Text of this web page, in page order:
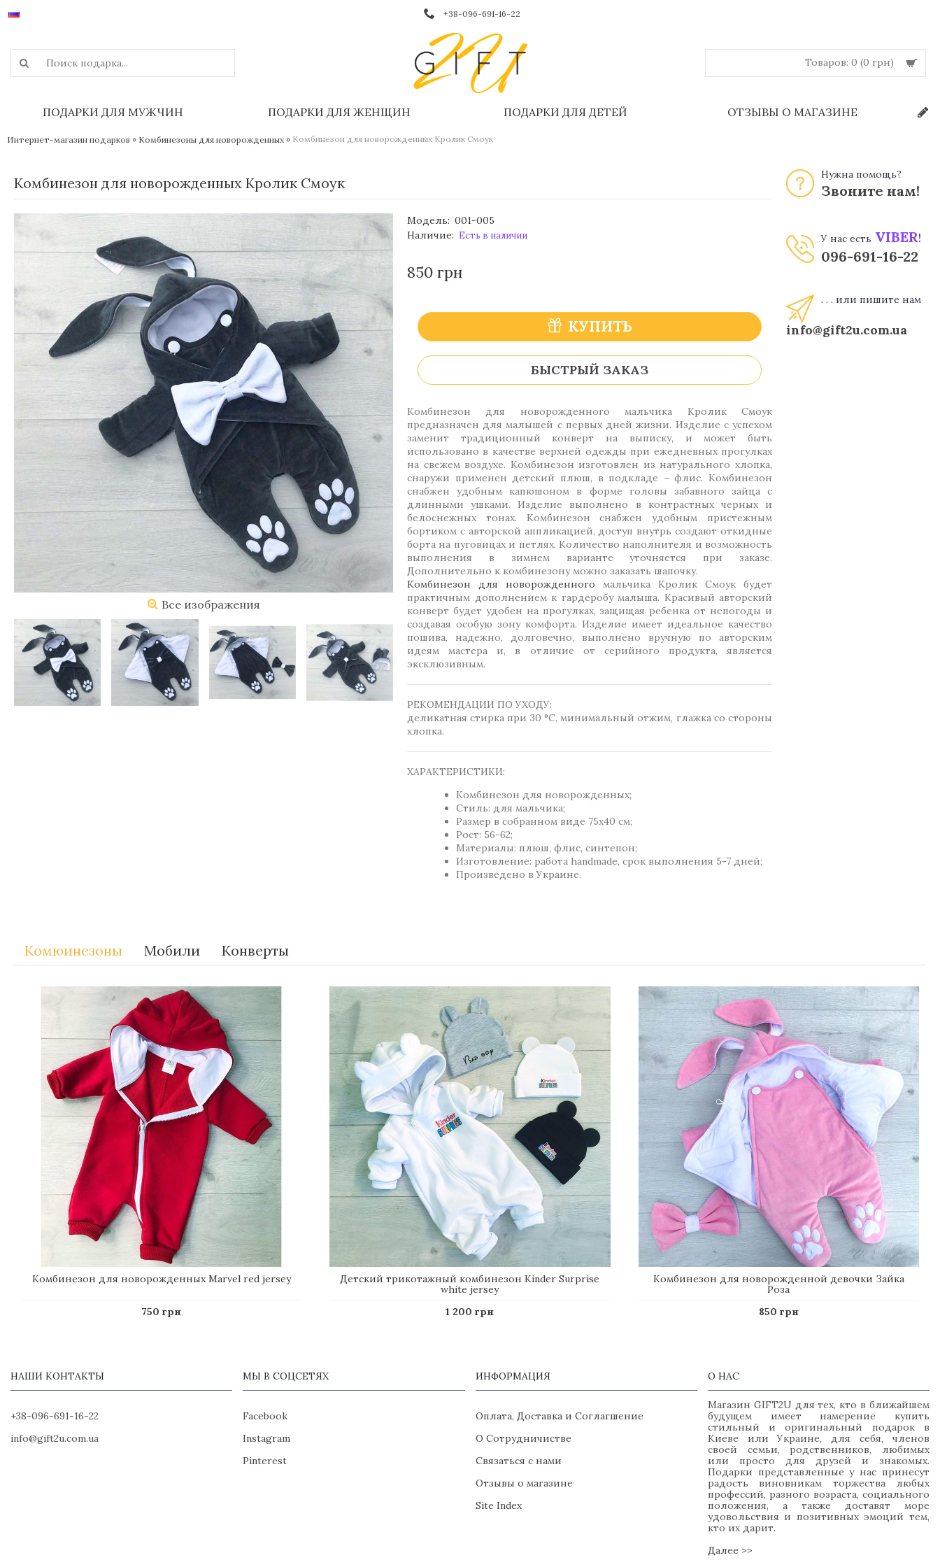
+38-096-691-16-22
Товаров: 0 (0 грн)
ПОДАРКИ ДЛЯ МУЖЧИН ПОДАРКИ ДЛЯ ЖЕНЩИН ПОДАРКИ ДЛЯ ДЕТЕЙ ОТЗЫВЫ О МАГАЗИНЕ
Интернет-магазин подарков » Комбинезоны для новорожденных » Комбинезон для новорожденных Кролик Смоук
Нужна помощь?
Звоните нам!
У нас есть VIBER!
096-691-16-22
. . . или пишите нам
info@gift2u.com.ua
Комбинезон для новорожденных Кролик Смоук
Все изображения
Модель: 001-005
Наличие: Есть в наличии
850 грн
КУПИТЬ
БЫСТРЫЙ ЗАКАЗ
Комбинезон для новорожденного мальчика Кролик Смоук
предназначен для малышей с первых дней жизни. Изделие с успехом
заменит традиционный конверт на выписку, и может быть
использовано в качестве верхней одежды при ежедневных прогулках
на свежем воздухе. Комбинезон изготовлен из натурального хлопка,
снаружи применен детский плюш, в подкладе – флис. Комбинезон
снабжен удобным капюшоном в форме головы забавного зайца с
длинными ушками. Изделие выполнено в контрастных черных и
белоснежных тонах. Комбинезон снабжен удобным пристежным
бортиком с авторской аппликацией, доступ внутрь создают откидные
борта на пуговицах и петлях. Количество наполнителя и возможность
выполнения в зимнем варианте уточняется при заказе.
Дополнительно к комбинезону можно заказать шапочку.
Комбинезон для новорожденного мальчика Кролик Смоук будет
практичным дополнением к гардеробу малыша. Красивый авторский
конверт будет удобен на прогулках, защищая ребенка от непогоды и
создавая особую зону комфорта. Изделие имеет идеальное качество
пошива, надежно, долговечно, выполнено вручную по авторским
идеям мастера и, в отличие от серийного продукта, является
эксклюзивным.
РЕКОМЕНДАЦИИ ПО УХОДУ:
деликатная стирка при 30 °C, минимальный отжим, глажка со стороны
хлопка.
ХАРАКТЕРИСТИКИ:
Комбинезон для новорожденных;
Стиль: для мальчика;
Размер в собранном виде 75х40 см;
Рост: 56-62;
Материалы: плюш, флис, синтепон;
Изготовление: работа handmade, срок выполнения 5-7 дней;
Произведено в Украине.
Комюинезоны Мобили Конверты
Комбинезон для новорожденных Marvel red jersey
750 грн
Детский трикотажный комбинезон Kinder Surprise
white jersey
1 200 грн
Комбинезон для новорожденной девочки Зайка
Роза
850 грн
НАШИ КОНТАКТЫ
+38-096-691-16-22
info@gift2u.com.ua
МЫ В СОЦСЕТЯХ
Facebook
Instagram
Pinterest
ИНФОРМАЦИЯ
Оплата, Доставка и Соглагшение
О Сотрудничистве
Связаться с нами
Отзывы о магазине
Site Index
О НАС
Магазин GIFT2U для тех, кто в ближайшем
будущем имеет намерение купить
стильный и оригинальный подарок в
Киеве или Украине, для себя, членов
своей семьи, родственников, любимых
или просто для друзей и знакомых.
Подарки представленные у нас принесут
радость виновникам торжества любых
профессий, разного возраста, социального
положения, а также доставят море
удовольствия и позитивных эмоций тем,
кто их дарит.
Далее >>